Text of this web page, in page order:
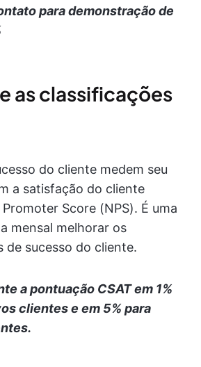
para demonstração de
as classificações
do cliente medem seu
a satisfação do cliente
Score (NPS). É uma
mensal melhorar os
de sucesso do cliente.
a pontuação CSAT em 1%
clientes e em 5% para